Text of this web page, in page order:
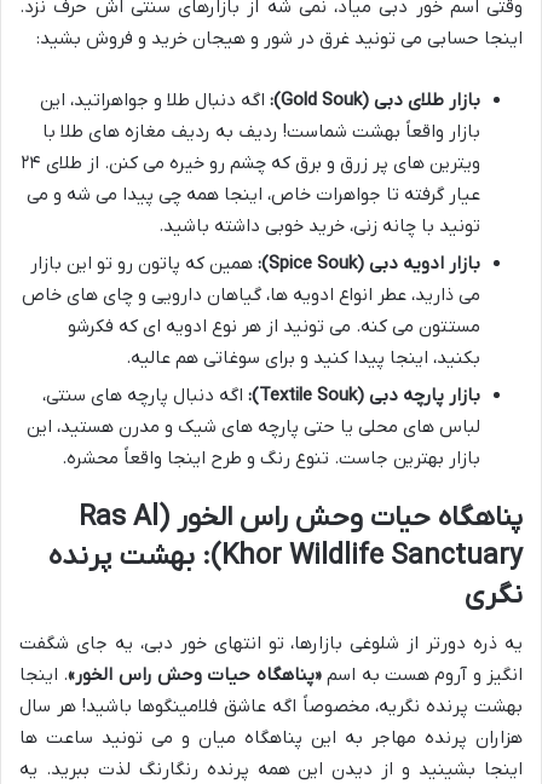
وقتی اسم خور دبی میاد، نمی شه از بازارهای سنتی اش حرف نزد.
اینجا حسابی می تونید غرق در شور و هیجان خرید و فروش بشید:
بازار طلای دبی (Gold Souk):
اگه دنبال طلا و جواهراتید، این
بازار واقعاً بهشت شماست! ردیف به ردیف مغازه های طلا با
ویترین های پر زرق و برق که چشم رو خیره می کنن. از طلای ۲۴
عیار گرفته تا جواهرات خاص، اینجا همه چی پیدا می شه و می
تونید با چانه زنی، خرید خوبی داشته باشید.
بازار ادویه دبی (Spice Souk):
همین که پاتون رو تو این بازار
می ذارید، عطر انواع ادویه ها، گیاهان دارویی و چای های خاص
مستتون می کنه. می تونید از هر نوع ادویه ای که فکرشو
بکنید، اینجا پیدا کنید و برای سوغاتی هم عالیه.
بازار پارچه دبی (Textile Souk):
اگه دنبال پارچه های سنتی،
لباس های محلی یا حتی پارچه های شیک و مدرن هستید، این
بازار بهترین جاست. تنوع رنگ و طرح اینجا واقعاً محشره.
پناهگاه حیات وحش راس الخور (Ras Al
Khor Wildlife Sanctuary): بهشت پرنده
نگری
یه ذره دورتر از شلوغی بازارها، تو انتهای خور دبی، یه جای شگفت
انگیز و آروم هست به اسم«پناهگاه حیات وحش راس الخور». اینجا
بهشت پرنده نگریه، مخصوصاً اگه عاشق فلامینگوها باشید! هر سال
هزاران پرنده مهاجر به این پناهگاه میان و می تونید ساعت ها
اینجا بشینید و از دیدن این همه پرنده رنگارنگ لذت ببرید. یه